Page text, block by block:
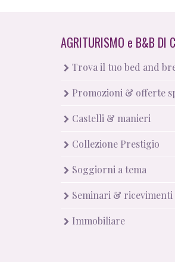
AGRITURISMO e B&B DI
Trova il tuo bed and
Promozioni & offerte
Castelli & manieri
Collezione Prestigio
Soggiorni a tema
Seminari & ricevimenti
Immobiliare